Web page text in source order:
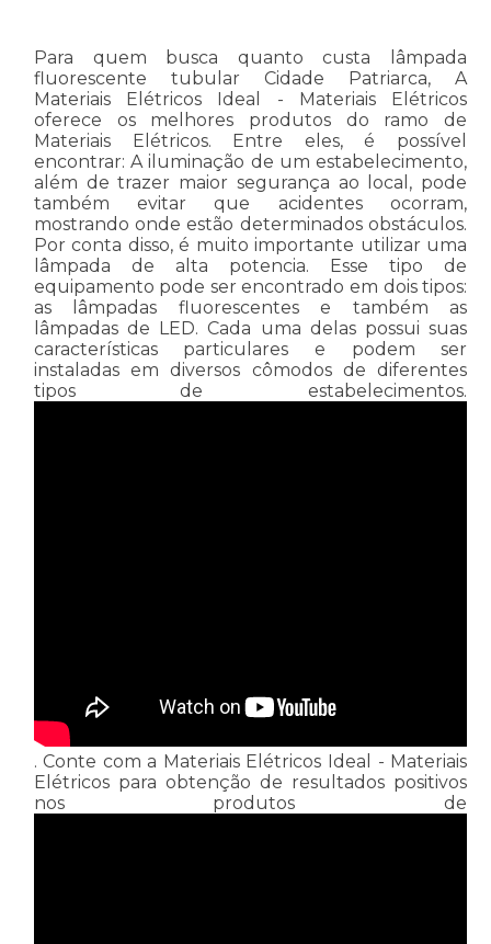
Para quem busca quanto custa lâmpada
fluorescente tubular Cidade Patriarca, A
Materiais Elétricos Ideal - Materiais Elétricos
oferece os melhores produtos do ramo de
Materiais Elétricos. Entre eles, é possível
encontrar: A iluminação de um estabelecimento,
além de trazer maior segurança ao local, pode
também evitar que acidentes ocorram,
mostrando onde estão determinados obstáculos.
Por conta disso, é muito importante utilizar uma
lâmpada de alta potencia. Esse tipo de
equipamento pode ser encontrado em dois tipos:
as lâmpadas fluorescentes e também as
lâmpadas de LED. Cada uma delas possui suas
características particulares e podem ser
instaladas em diversos cômodos de diferentes
tipos de estabelecimentos.
. Conte com a Materiais Elétricos Ideal - Materiais
Elétricos para obtenção de resultados positivos
nos produtos de